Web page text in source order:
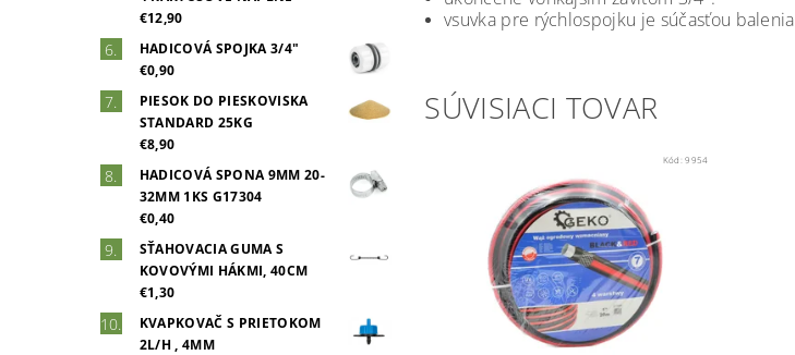
€12,90
HADICOVÁ SPOJKA 3/4"
€0,90
PIESOK DO PIESKOVISKA
STANDARD 25KG
€8,90
HADICOVÁ SPONA 9MM 20-
32MM 1KS G17304
€0,40
SŤAHOVACIA GUMA S
KOVOVÝMI HÁKMI, 40CM
€1,30
KVAPKOVAČ S PRIETOKOM
2L/H , 4MM
vsuvka pre rýchlospojku je súčasťou balenia
SÚVISIACI TOVAR
Kód:9954